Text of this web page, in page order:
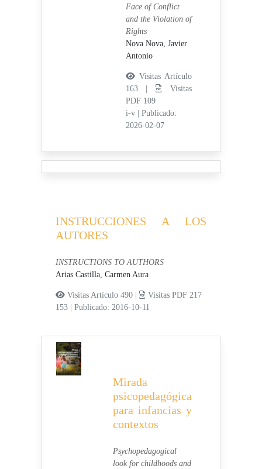
Face of Conflict
and the Violation of
Rights
Nova Nova, Javier
Antonio
Visitas Artículo
163 |
Visitas
PDF 109
i-v
Publicado:
2026-02-07
INSTRUCCIONES A LOS
AUTORES
INSTRUCTIONS TO AUTHORS
Arias Castilla, Carmen Aura
Visitas Artículo 490 |
Visitas PDF 217
153
|Publicado: 2016-10-11
Mirada
psicopedagógica
para infancias y
contextos
Psychopedagogical
look for childhoods and